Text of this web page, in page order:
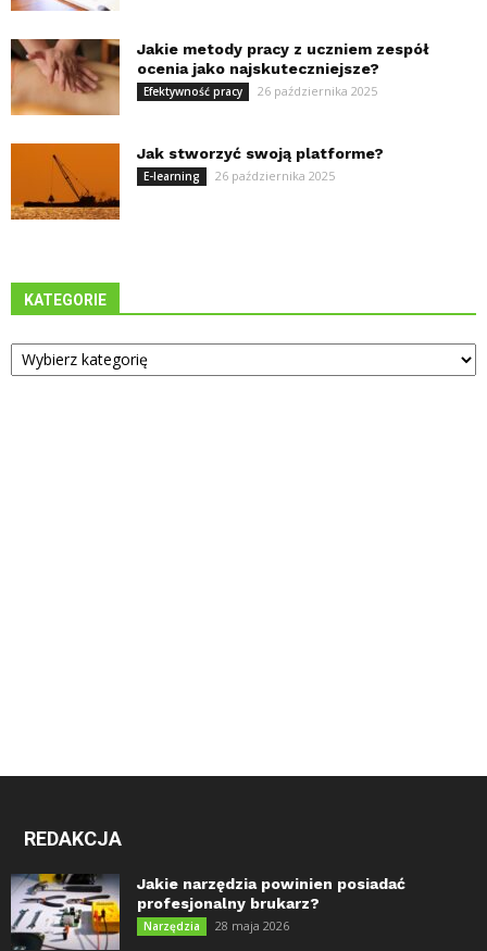
Jakie metody pracy z uczniem zespół
ocenia jako najskuteczniejsze?
Efektywność pracy 26 października 2025
Jak stworzyć swoją platforme?
E-learning 26 października 2025
KATEGORIE
Kategorie
REDAKCJA
Jakie narzędzia powinien posiadać
profesjonalny brukarz?
Narzędzia 28 maja 2026